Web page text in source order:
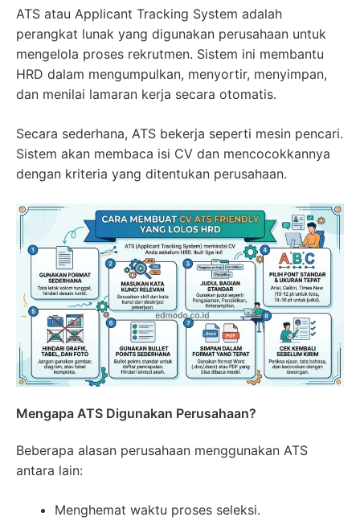
ATS atau Applicant Tracking System adalah
perangkat lunak yang digunakan perusahaan untuk
mengelola proses rekrutmen. Sistem ini membantu
HRD dalam mengumpulkan, menyortir, menyimpan,
dan menilai lamaran kerja secara otomatis.
Secara sederhana, ATS bekerja seperti mesin pencari.
Sistem akan membaca isi CV dan mencocokkannya
dengan kriteria yang ditentukan perusahaan.
Mengapa ATS Digunakan Perusahaan?
Beberapa alasan perusahaan menggunakan ATS
antara lain:
Menghemat waktu proses seleksi.